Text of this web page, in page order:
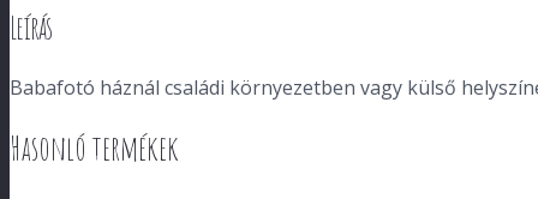
Leírás
Babafotó háznál családi környezetben vagy külső
Hasonló termékek